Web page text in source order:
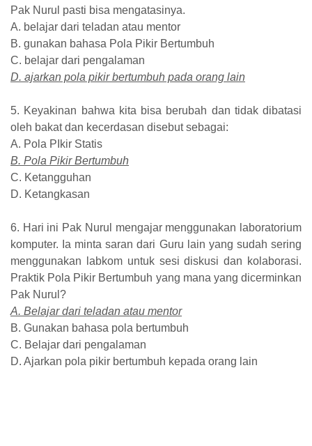
Pak Nurul pasti bisa mengatasinya.
A. belajar dari teladan atau mentor
B. gunakan bahasa Pola Pikir Bertumbuh
C. belajar dari pengalaman
D. ajarkan pola pikir bertumbuh pada orang lain
5. Keyakinan bahwa kita bisa berubah dan tidak dibatasi
oleh bakat dan kecerdasan disebut sebagai:
A. Pola PIkir Statis
B. Pola Pikir Bertumbuh
C. Ketangguhan
D. Ketangkasan
6. Hari ini Pak Nurul mengajar menggunakan laboratorium
komputer. Ia minta saran dari Guru lain yang sudah sering
menggunakan labkom untuk sesi diskusi dan kolaborasi.
Praktik Pola Pikir Bertumbuh yang mana yang dicerminkan
Pak Nurul?
A. Belajar dari teladan atau mentor
B. Gunakan bahasa pola bertumbuh
C. Belajar dari pengalaman
D. Ajarkan pola pikir bertumbuh kepada orang lain